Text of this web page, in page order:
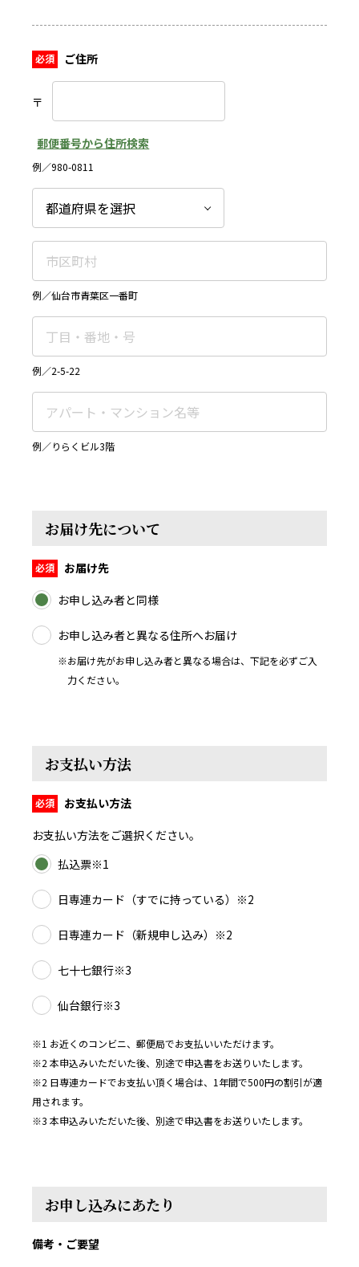
ご住所
〒
郵便番号から住所検索
例／980-0811
例／仙台市青葉区一番町
例／2-5-22
例／りらくビル3階
お届け先について
お届け先
お申し込み者と同様
お申し込み者と異なる住所へお届け
※お届け先がお申し込み者と異なる場合は、下記を必ずご入
力ください。
お支払い方法
お支払い方法
お支払い方法をご選択ください。
払込票※1
日専連カード（すでに持っている）※2
日専連カード（新規申し込み）※2
七十七銀行※3
仙台銀行※3
※1 お近くのコンビニ、郵便局でお支払いいただけます。
※2 本申込みいただいた後、別途で申込書をお送りいたします。
※2 日専連カードでお支払い頂く場合は、1年間で500円の割引が適
用されます。
※3 本申込みいただいた後、別途で申込書をお送りいたします。
お申し込みにあたり
備考・ご要望